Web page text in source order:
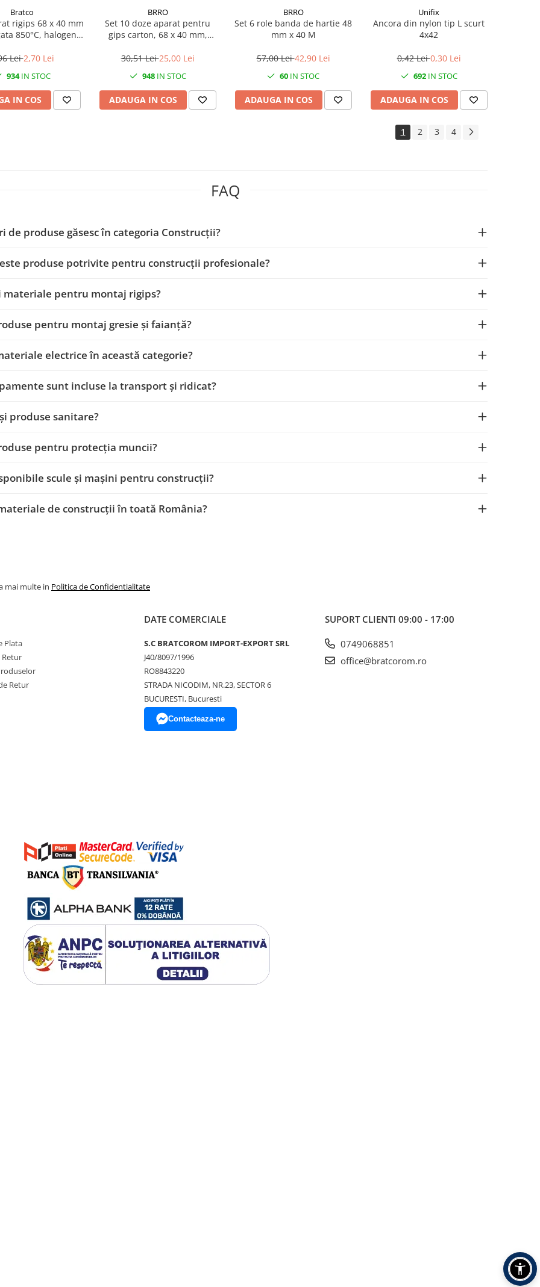
Bratco
rigips 68 x 40 mm
850°C, halogen
Lei2,70 Lei
934IN STOC
IN COS
BRRO
Set 10 doze aparat pentru
gips carton, 68 x 40 mm,
free
30,51 Lei25,00 Lei
948IN STOC
ADAUGA IN COS
BRRO
Set 6 role banda de hartie 48
mm x 40 M
57,00 Lei42,90 Lei
60 IN STOC
ADAUGA IN COS
Unifix
Ancora din nylon tip L scurt
4x42
0,42 Lei0,30 Lei
692IN STOC
ADAUGA IN COS
1 2 3 4
FAQ
de produse găsesc în categoria Construcții?
produse potrivite pentru construcții profesionale?
materiale pentru montaj rigips?
pentru montaj gresie și faianță?
electrice în această categorie?
sunt incluse la transport și ridicat?
produse sanitare?
pentru protecția muncii?
scule și mașini pentru construcții?
de construcții în toată România?
mai multe in Politica de Confidentialitate
Plata
Retur
Retur
DATE COMERCIALE
S.C BRATCOROM IMPORT-EXPORT SRL
J40/8097/1996
RO8843220
STRADA NICODIM, NR.23, SECTOR 6
BUCURESTI, Bucuresti
Contacteaza-ne
SUPORT CLIENTI 09:00 - 17:00
0749068851
office@bratcorom.ro